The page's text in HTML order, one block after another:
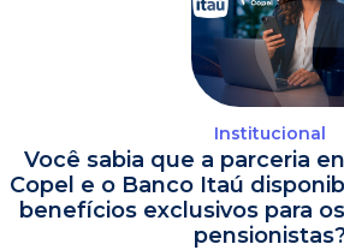
Institucional
Você sabia que a parceria
Copel e o Banco Itaú
benefícios exclusivos para